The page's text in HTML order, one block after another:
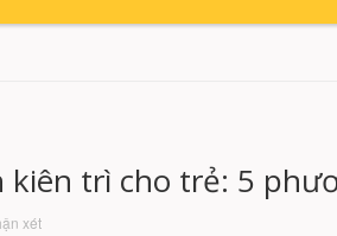
kiên trì cho trẻ: 5
xét